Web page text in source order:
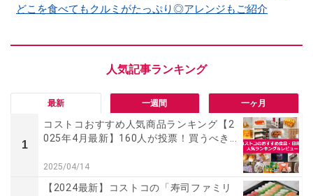
どこを食べてもクルミがたっぷり◎アレンジもご紹介
最新 一週間 一ヶ月
1
コストコおすすめ人気商品ランキング【2
025年4月最新】160人が投票！買うべき...
2025/04/14
【2024最新】コストコの「寿司ファミリ